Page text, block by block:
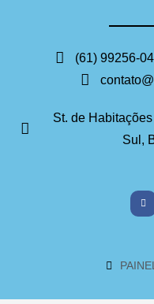
(61) 99256-
St. de
Sul,